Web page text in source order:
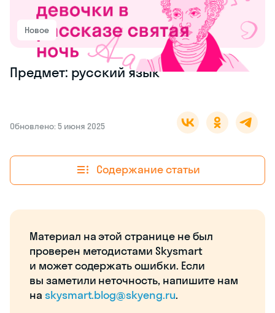
Новое
Предмет: русский язык
Обновлено: 5 июня 2025
Содержание статьи
Материал на этой странице не был
проверен методистами Skysmart
и может содержать ошибки. Если
вы заметили неточность, напишите нам
на skysmart.blog@skyeng.ru.